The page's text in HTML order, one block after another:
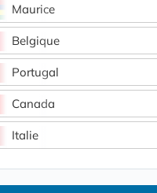
Maurice
Belgique
Portugal
Canada
Italie